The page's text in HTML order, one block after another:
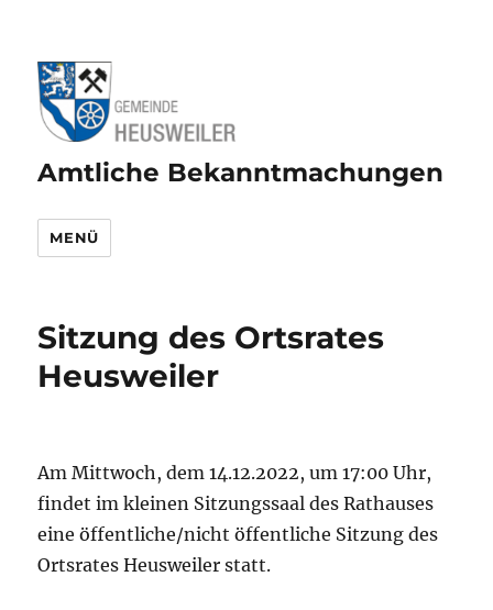
Amtliche Bekanntmachungen
MENÜ
Sitzung des Ortsrates
Heusweiler
Am Mittwoch, dem 14.12.2022, um 17:00 Uhr,
findet im kleinen Sitzungssaal des Rathauses
eine öffentliche/nicht öffentliche Sitzung des
Ortsrates Heusweiler statt.